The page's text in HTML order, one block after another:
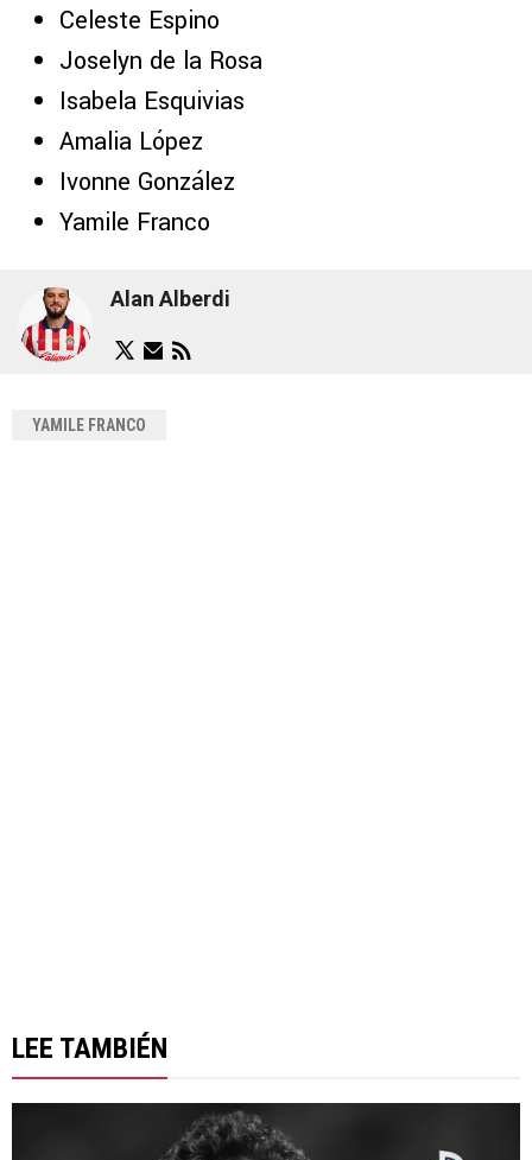
Celeste Espino
Joselyn de la Rosa
Isabela Esquivias
Amalia López
Ivonne González
Yamile Franco
Alan Alberdi
YAMILE FRANCO
LEE TAMBIÉN